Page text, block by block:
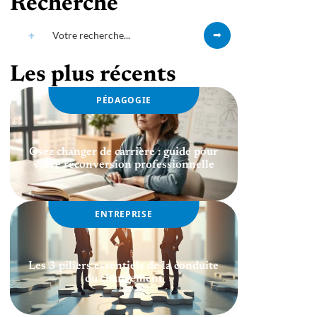
Les plus récents
PÉDAGOGIE
Osez changer de carrière : guide pour
votre reconversion professionnelle
ENTREPRISE
Les 3 piliers essentiels de la conduite
du changement